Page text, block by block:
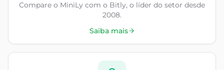
Compare o MiniLy com o Bitly, o líder do setor desde
2008.
Saiba mais